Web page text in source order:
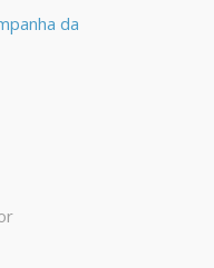
da